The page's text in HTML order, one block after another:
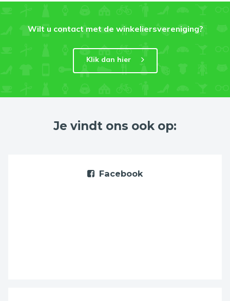
Wilt u contact met de winkeliersvereniging?
Klik dan hier
Je vindt ons ook op:
Facebook